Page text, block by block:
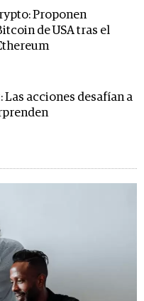
Proponen
de USA tras el
Las acciones desafían a